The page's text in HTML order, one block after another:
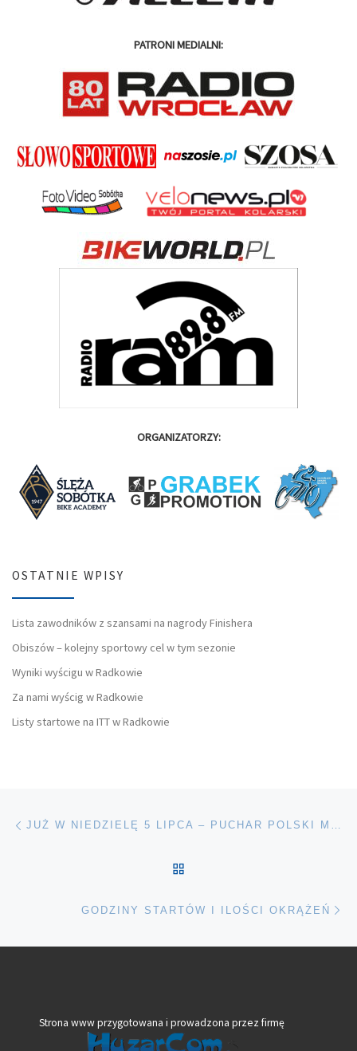
PATRONI MEDIALNI:
ORGANIZATORZY:
OSTATNIE WPISY
Lista zawodników z szansami na nagrody Finishera
Obiszów – kolejny sportowy cel w tym sezonie
Wyniki wyścigu w Radkowie
Za nami wyścig w Radkowie
Listy startowe na ITT w Radkowie
Nawigacja wpisu
GODZINY STARTÓW I ILOŚCI OKRĄŻEŃ
Strona www przygotowana i prowadzona przez firmę